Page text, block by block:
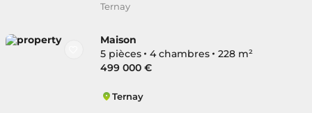
Ternay
Maison
5 pièces
4 chambres
228 m²
499 000 €
Ternay